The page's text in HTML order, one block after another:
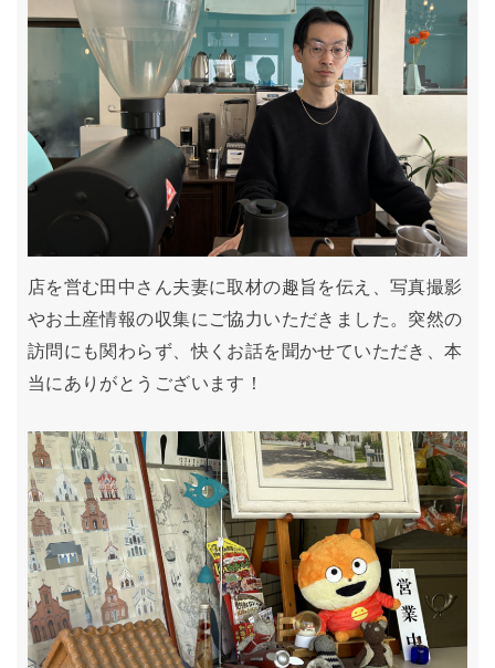
店を営む田中さん夫妻に取材の趣旨を伝え、写真撮影
やお土産情報の収集にご協力いただきました。突然の
訪問にも関わらず、快くお話を聞かせていただき、本
当にありがとうございます！